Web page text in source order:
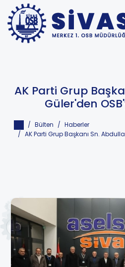
AK Parti Grup
Güler'den
Bülten
Haberler
AK Parti Grup Başkanı Sn.